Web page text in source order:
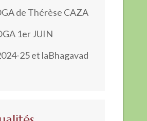
de Thérèse CAZA
1er JUIN
25 et laBhagavad